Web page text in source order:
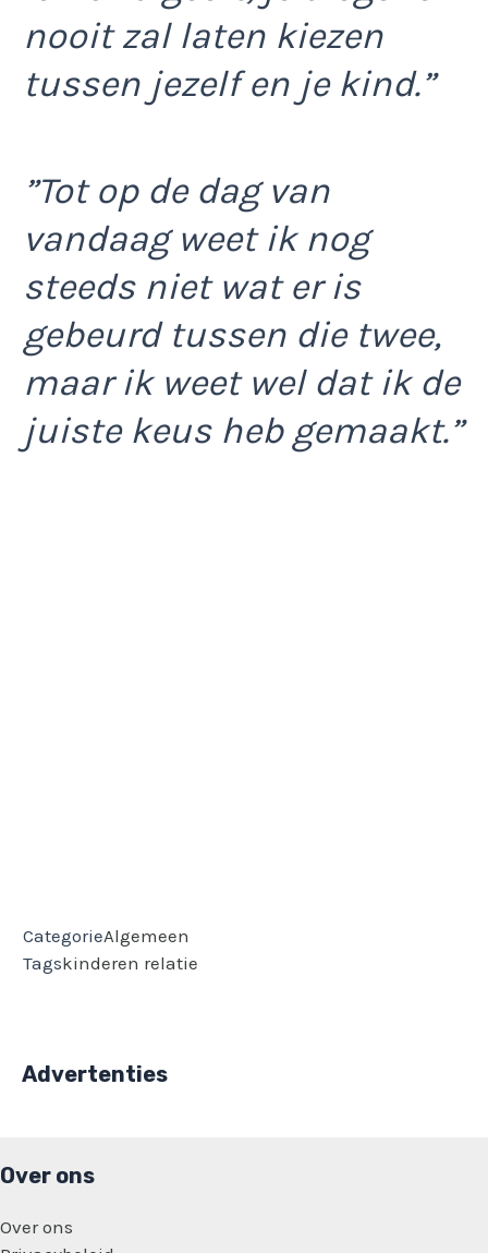
nooit zal laten kiezen
tussen jezelf en je kind.”
”Tot op de dag van
vandaag weet ik nog
steeds niet wat er is
gebeurd tussen die twee,
maar ik weet wel dat ik de
juiste keus heb gemaakt.”
CategorieAlgemeen
Tagskinderen relatie
Advertenties
Over ons
Over ons